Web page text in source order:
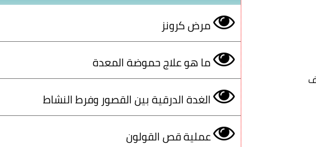
مرض كرونز
ما هو علاج حموضة المعدة
الغدة الدرقية بين القصور وفرط النشاط
عملية قص القولون